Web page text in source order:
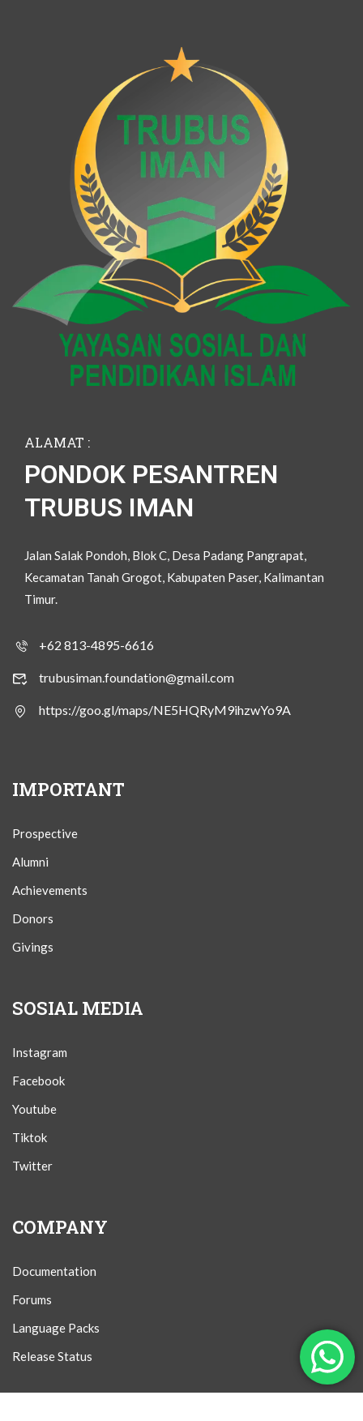
ALAMAT :
PONDOK PESANTREN
TRUBUS IMAN
Jalan Salak Pondoh, Blok C, Desa Padang Pangrapat,
Kecamatan Tanah Grogot, Kabupaten Paser, Kalimantan
Timur.
+62 813-4895-6616
trubusiman.foundation@gmail.com
https://goo.gl/maps/NE5HQRyM9ihzwYo9A
IMPORTANT
Prospective
Alumni
Achievements
Donors
Givings
SOSIAL MEDIA
Instagram
Facebook
Youtube
Tiktok
Twitter
COMPANY
Documentation
Forums
Language Packs
Release Status